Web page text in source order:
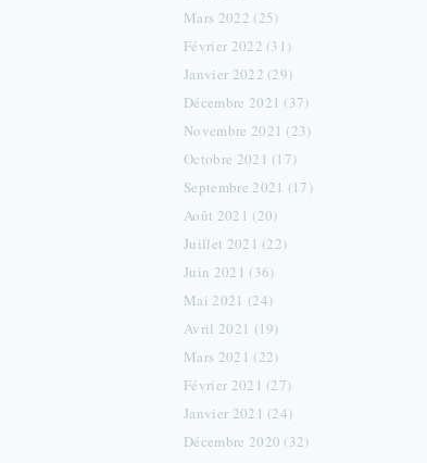
Mars 2022 (25)
Février 2022 (31)
Janvier 2022 (29)
Décembre 2021 (37)
Novembre 2021 (23)
Octobre 2021 (17)
Septembre 2021 (17)
Août 2021 (20)
Juillet 2021 (22)
Juin 2021 (36)
Mai 2021 (24)
Avril 2021 (19)
Mars 2021 (22)
Février 2021 (27)
Janvier 2021 (24)
Décembre 2020 (32)